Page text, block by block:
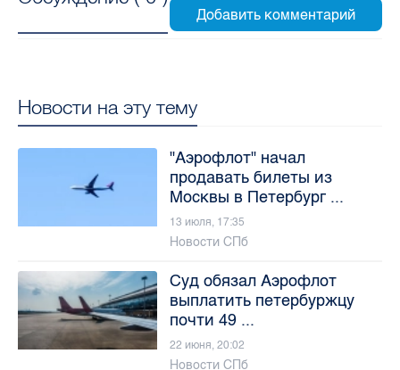
Новости на эту тему
"Аэрофлот" начал
продавать билеты из
Москвы в Петербург ...
13 июля, 17:35
Новости СПб
Суд обязал Аэрофлот
выплатить петербуржцу
почти 49 ...
22 июня, 20:02
Новости СПб